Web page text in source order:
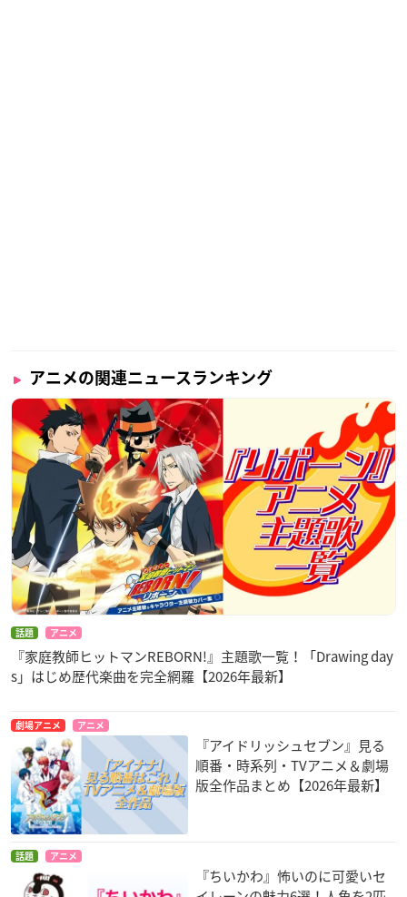
アニメの関連ニュースランキング
話題 アニメ
『家庭教師ヒットマンREBORN!』主題歌一覧！「Drawing day
s」はじめ歴代楽曲を完全網羅【2026年最新】
劇場アニメ アニメ
『アイドリッシュセブン』見る
順番・時系列・TVアニメ＆劇場
版全作品まとめ【2026年最新】
話題 アニメ
『ちいかわ』怖いのに可愛いセ